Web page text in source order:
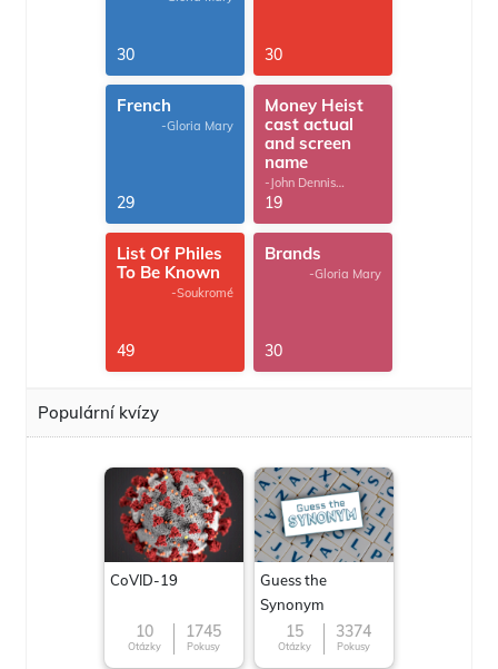
30 30
French
-Gloria Mary
29
Money Heist
cast actual
and screen
name
-John Dennis
G.Thomas
19
List Of Philes
To Be Known
-Soukromé
49
Brands
-Gloria Mary
30
Populární kvízy
CoVID-19
10
Otázky
1745
Pokusy
Guess the
Synonym
15
Otázky
3374
Pokusy